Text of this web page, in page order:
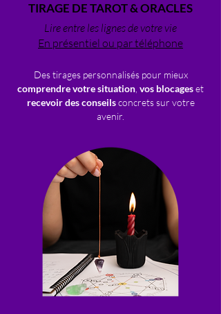
TIRAGE DE TAROT & ORACLES
Lire entre les lignes de votre vie
En présentiel ou par téléphone
Des tirages personnalisés pour mieux
comprendre votre situation vos blocageset
recevoir des conseilsconcrets sur votre
avenir.